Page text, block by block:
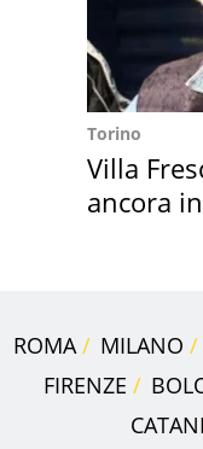
Torino
Villa
ancora
ROMA MILANO
FIRENZE